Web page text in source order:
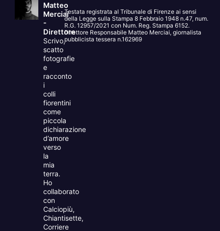
Matteo
Merciai
-
Direttore
Scrivo,
scatto
fotografie
e
racconto
i
colli
fiorentini
come
piccola
dichiarazione
d’amore
verso
la
mia
terra.
Ho
collaborato
con
Calciopiù,
Chiantisette,
Corriere
Testata registrata al Tribunale di Firenze ai sensi
della Legge sulla Stampa 8 Febbraio 1948 n.47, num.
R.G. 12957/2021 con Num. Reg. Stampa 6152.
Direttore Responsabile Matteo Merciai, giornalista
pubblicista tessera n.162969